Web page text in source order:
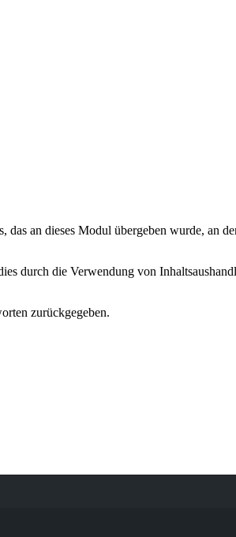
an dieses Modul übergeben wurde, an
durch die Verwendung von
zurückgegeben.